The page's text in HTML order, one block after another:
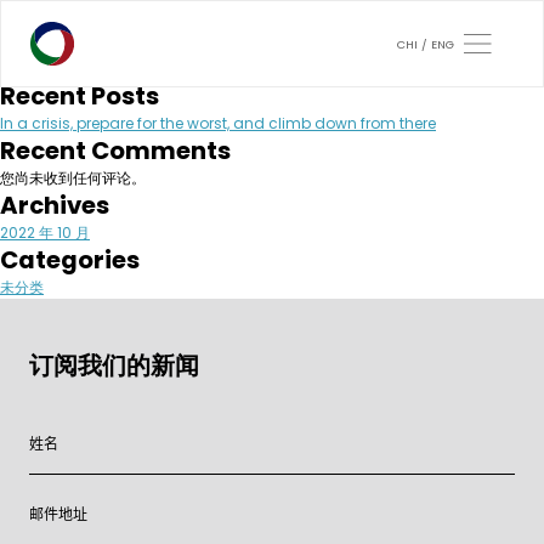
CHI ENG
月度归档：
Recent Posts
In a crisis, prepare for the worst, and climb down from there
Recent Comments
您尚未收到任何评论。
Archives
2022 年 10 月
Categories
未分类
订阅我们的新闻